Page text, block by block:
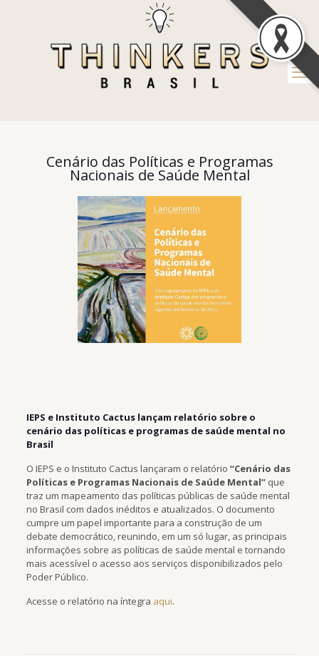
Cenário das Políticas e Programas
Nacionais de Saúde Mental
IEPS e Instituto Cactus lançam relatório sobre o
cenário das políticas e programas de saúde mental no
Brasil
O IEPS e o Instituto Cactus lançaram o relatório “Cenário das
Políticas e Programas Nacionais de Saúde Mental”que
traz um mapeamento das políticas públicas de saúde mental
no Brasil com dados inéditos e atualizados. O documento
cumpre um papel importante para a construção de um
debate democrático, reunindo, em um só lugar, as principais
informações sobre as políticas de saúde mental e tornando
mais acessível o acesso aos serviços disponibilizados pelo
Poder Público.
Acesse o relatório na íntegra aqui.